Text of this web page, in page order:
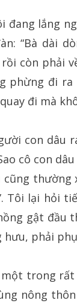
đang lắng
“Bà dài
còn phải
phừng đi ra
đi mà
con dâu
cô con
cũng thường
Tôi lại hỏi
gật đầu
hưu, phải
trong rất
nông